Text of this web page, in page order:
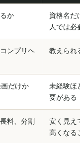
か
資格名だ
人では必
ンプリヘ
教えられ
だけか
未経験ほ
要がある
料、分割
安く見え
高くなる